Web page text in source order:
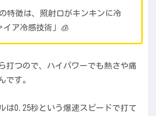
特徴は、照射口がキンキンに冷
イア冷感技術」🧊
打つので、ハイパワーでも熱さや痛
です。
は0.25秒という爆速スピードで打て